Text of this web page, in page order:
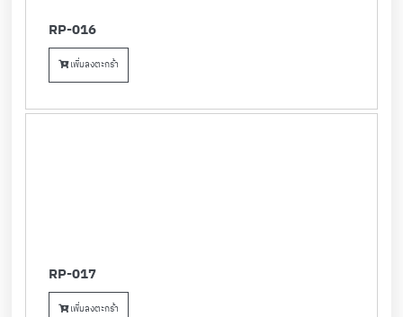
RP-016
เพิ่มลงตะกร้า
RP-017
เพิ่มลงตะกร้า